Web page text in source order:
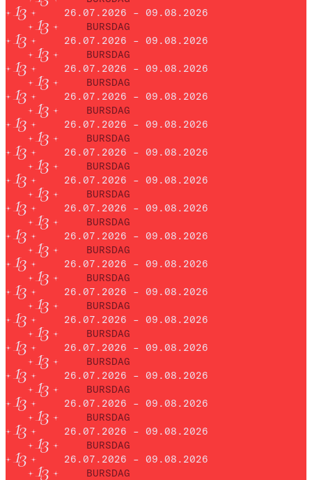
26.07.2026 – 09.08.2026
BURSDAG
26.07.2026 – 09.08.2026
BURSDAG
26.07.2026 – 09.08.2026
BURSDAG
26.07.2026 – 09.08.2026
BURSDAG
26.07.2026 – 09.08.2026
BURSDAG
26.07.2026 – 09.08.2026
BURSDAG
26.07.2026 – 09.08.2026
BURSDAG
26.07.2026 – 09.08.2026
BURSDAG
26.07.2026 – 09.08.2026
BURSDAG
26.07.2026 – 09.08.2026
BURSDAG
26.07.2026 – 09.08.2026
BURSDAG
26.07.2026 – 09.08.2026
BURSDAG
26.07.2026 – 09.08.2026
BURSDAG
26.07.2026 – 09.08.2026
BURSDAG
26.07.2026 – 09.08.2026
BURSDAG
26.07.2026 – 09.08.2026
BURSDAG
26.07.2026 – 09.08.2026
BURSDAG